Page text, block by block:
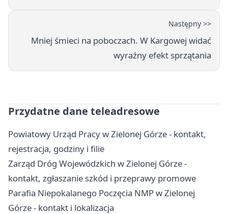
Następny >>
Mniej śmieci na poboczach. W Kargowej widać
wyraźny efekt sprzątania
Przydatne dane teleadresowe
Powiatowy Urząd Pracy w Zielonej Górze - kontakt,
rejestracja, godziny i filie
Zarząd Dróg Wojewódzkich w Zielonej Górze -
kontakt, zgłaszanie szkód i przeprawy promowe
Parafia Niepokalanego Poczęcia NMP w Zielonej
Górze - kontakt i lokalizacja